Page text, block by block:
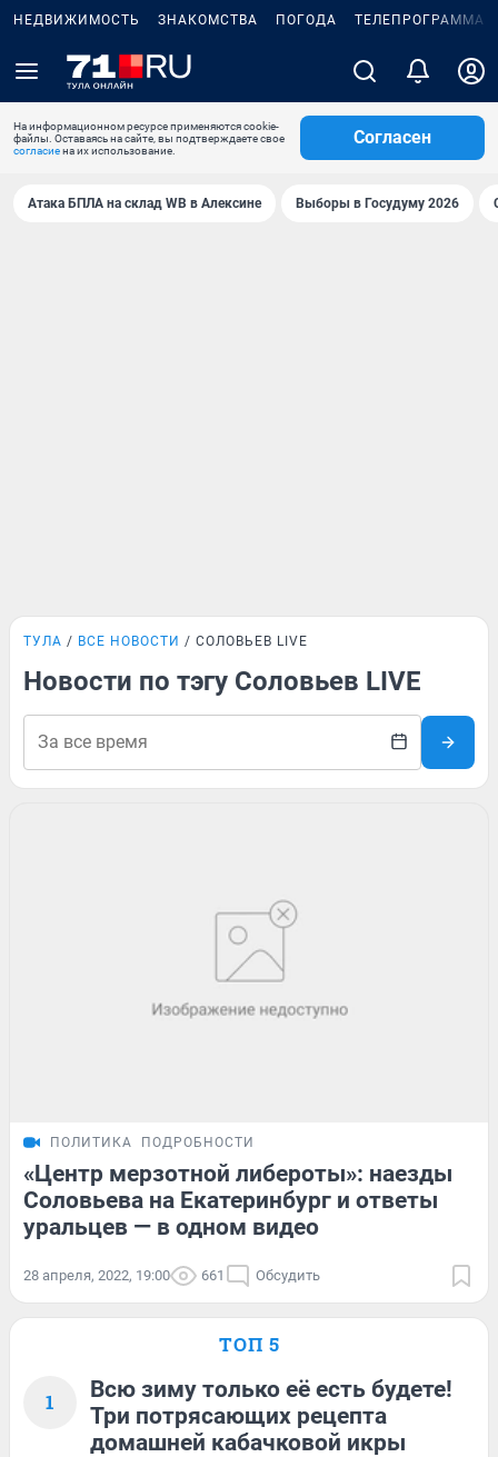
НЕДВИЖИМОСТЬ ЗНАКОМСТВА ПОГОДА ТЕЛЕПРОГРАММА
На информационном ресурсе применяются cookie-
файлы. Оставаясь на сайте, вы подтверждаете свое
согласиена их использование.
Согласен
Атака БПЛА на склад WB в Алексине Выборы в Госудуму 2026
ТУЛА ВСЕ НОВОСТИ СОЛОВЬЕВ LIVE
Новости по тэгу Соловьев LIVE
ПОЛИТИКА ПОДРОБНОСТИ
«Центр мерзотной либероты»: наезды
Соловьева на Екатеринбург и ответы
уральцев — в одном видео
28 апреля, 2022, 19:00 661 Обсудить
ТОП 5
1
Всю зиму только её есть будете!
Три потрясающих рецепта
домашней кабачковой икры